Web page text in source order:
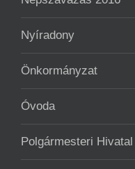
Nyíradony
Önkormányzat
Óvoda
Polgármesteri Hivatal